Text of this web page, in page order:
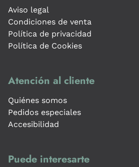
Aviso legal
Condiciones de venta
Política de privacidad
Política de Cookies
Atención al cliente
Quiénes somos
Pedidos especiales
Accesibilidad
Puede interesarte